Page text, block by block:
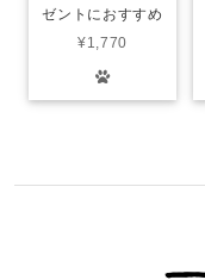
ゼントにおすすめ
¥1,770